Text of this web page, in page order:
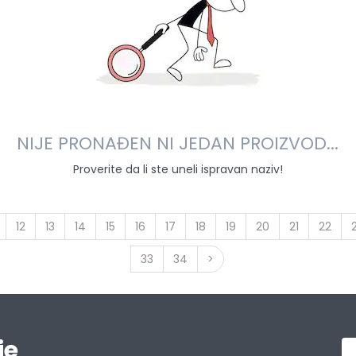
NIJE PRONAĐEN NI JEDAN PROIZVOD...
Proverite da li ste uneli ispravan naziv!
12 13 14 15 16 17 18 19 20 21 22
33 34 >